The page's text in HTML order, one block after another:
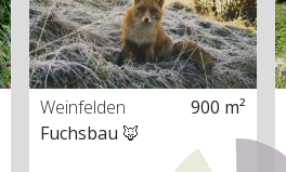
Weinfelden
900 m²
Fuchsbau 🦊